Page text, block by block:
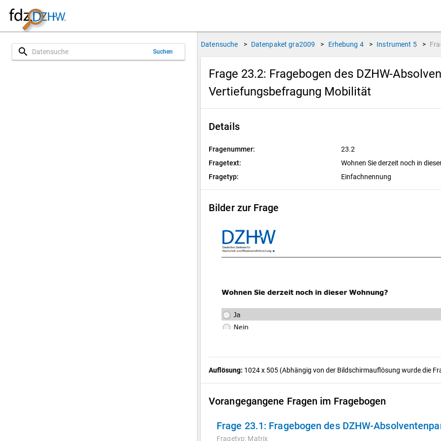
search Suchen
Datensuche > Datenpaket gra2009 > Erhebung 4 > Instrument 5 >
Frage 23.2: Fragebogen des DZHW-
Vertiefungsbefragung Mobilität
Details
Fragenummer:
23.2
Fragetext:
Wohnen Sie derzeit noch in
Fragetyp:
Einfachnennung
Bilder zur Frage
Auflösung: 1024 x 505 (Abhängig von der Bildschirmauflösung wurde die
Vorangegangene Fragen im Fragebogen
Frage 23.1: Fragebogen des DZHW-Absolventenpanels
Fragetyp: Matrix